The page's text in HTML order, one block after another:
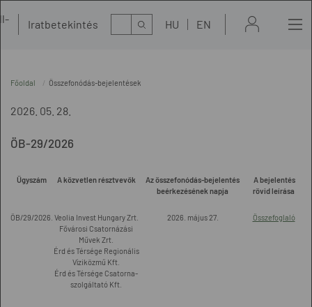
Iratbetekintés Kereső HU EN
Főoldal Összefonódás-bejelentések
2026. 05. 28.
ÖB-29/2026
Ügyszám A közvetlen résztvevők
Az összefonódás-bejelentés
beérkezésének napja
A bejelentés
rövid leírása
ÖB/29/2026. Veolia Invest Hungary Zrt.
Fővárosi Csatornázási
Művek Zrt.
Érd és Térsége Regionális
Víziközmű Kft.
Érd és Térsége Csatorna-
szolgáltató Kft.
2026. május 27. Összefoglaló